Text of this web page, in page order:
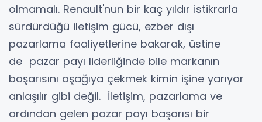
olmamalı. Renault'nun bir kaç yıldır istikrarla
sürdürdüğü iletişim gücü, ezber dışı
pazarlama faaliyetlerine bakarak, üstine
de pazar payı liderliğinde bile markanın
başarısını aşağıya çekmek kimin işine yarıyor
anlaşılır gibi değil. İletişim, pazarlama ve
ardından gelen pazar payı başarısı bir